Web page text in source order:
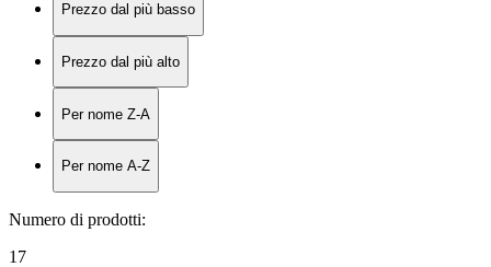
Prezzo dal più basso
Prezzo dal più alto
Per nome Z-A
Per nome A-Z
Numero di prodotti:
17